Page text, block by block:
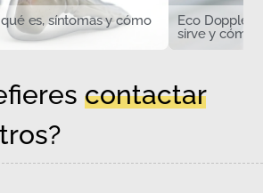
es, síntomas y cómo
Eco Doppler
sirve y cómo
contactar